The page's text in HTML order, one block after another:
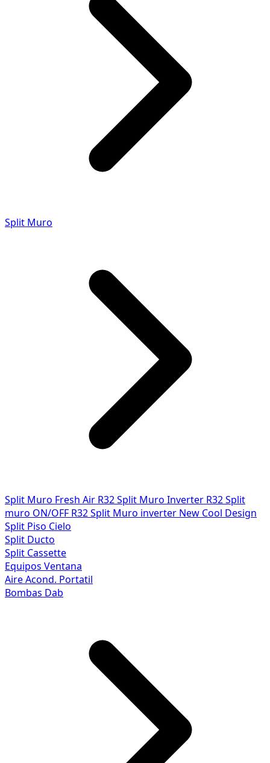
Split Muro
Split Muro Fresh Air R32Split Muro Inverter R32Split
muro ON/OFF R32Split Muro inverter New Cool Design
Split Piso Cielo
Split Ducto
Split Cassette
Equipos Ventana
Aire Acond. Portatil
Bombas Dab